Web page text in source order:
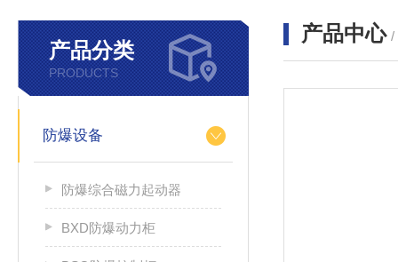
产品分类
PRODUCTS
防爆设备
防爆综合磁力起动器
BXD防爆动力柜
产品中心 /